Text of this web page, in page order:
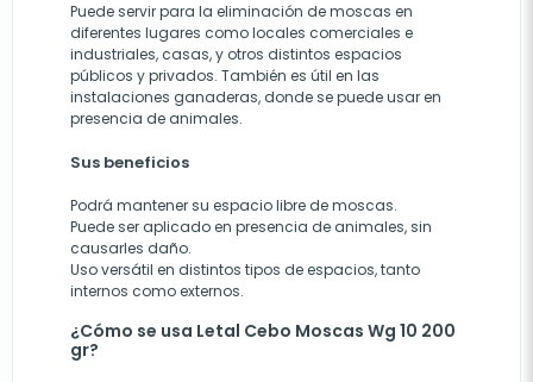
Puede servir para la eliminación de moscas en
diferentes lugares como locales comerciales e
industriales, casas, y otros distintos espacios
públicos y privados. También es útil en las
instalaciones ganaderas, donde se puede usar en
presencia de animales.
Sus beneficios
Podrá mantener su espacio libre de moscas.
Puede ser aplicado en presencia de animales, sin
causarles daño.
Uso versátil en distintos tipos de espacios, tanto
internos como externos.
¿Cómo se usa Letal Cebo Moscas Wg 10 200
gr?